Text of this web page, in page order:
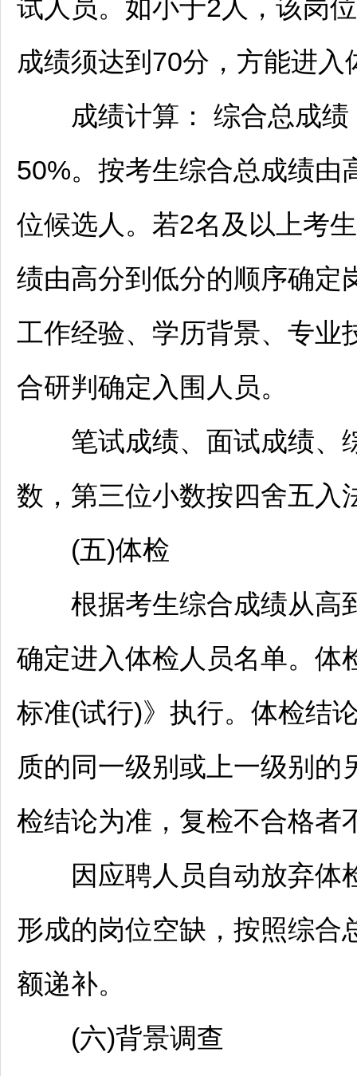
试人员。如小于2人，该岗位
成绩须达到70分，方能进入
成绩计算： 综合总成绩
50%。按考生综合总成绩由
位候选人。若2名及以上考
绩由高分到低分的顺序确定
工作经验、学历背景、专业
合研判确定入围人员。
笔试成绩、面试成绩、
数，第三位小数按四舍五入
(五)体检
根据考生综合成绩从高
确定进入体检人员名单。体
标准(试行)》执行。体检结
质的同一级别或上一级别的
检结论为准，复检不合格者
因应聘人员自动放弃体
形成的岗位空缺，按照综合
额递补。
(六)背景调查